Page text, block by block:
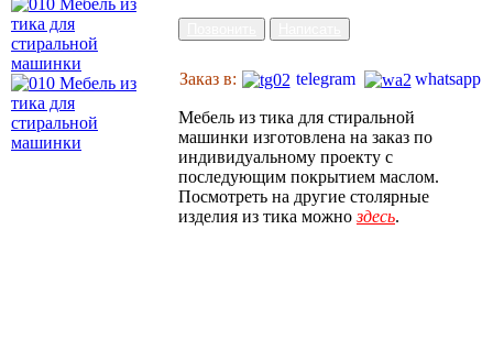
Заказ в: telegram whatsapp
Мебель из тика для стиральной
машинки изготовлена на заказ по
индивидуальному проекту с
последующим покрытием маслом.
Посмотреть на другие столярные
изделия из тика можноздесь.